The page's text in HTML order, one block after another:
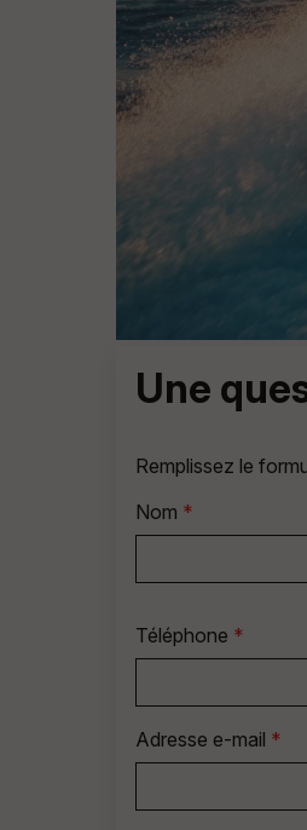
Une
Remplissez le
Nom *
Téléphone *
Adresse e-mail *